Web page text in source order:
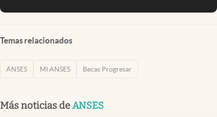
Temas relacionados
ANSES MI ANSES Becas Progresar
Más noticias deANSES